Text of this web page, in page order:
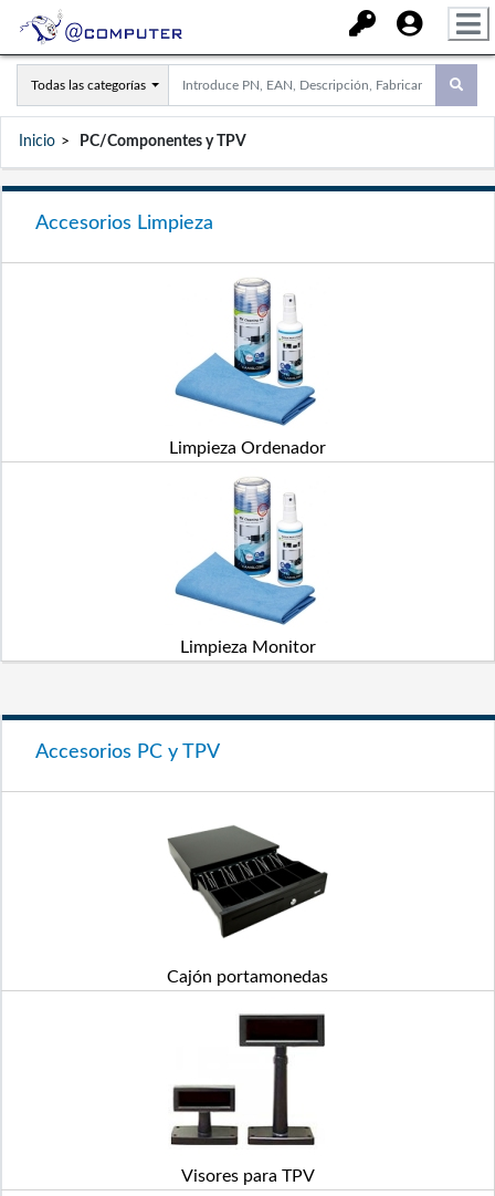
Todas las categorías
Inicio PC/Componentes y TPV
Accesorios Limpieza
Limpieza Ordenador
Limpieza Monitor
Accesorios PC y TPV
Cajón portamonedas
Visores para TPV